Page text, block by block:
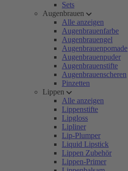
Sets
Augenbrauen
Alle anzeigen
Augenbrauenfarbe
Augenbrauengel
Augenbrauenpomade
Augenbrauenpuder
Augenbrauenstifte
Augenbrauenscheren
Pinzetten
Lippen
Alle anzeigen
Lippenstifte
Lipgloss
Lipliner
Lip-Plumper
Liquid Lipstick
Lippen Zubehör
Lippen-Primer